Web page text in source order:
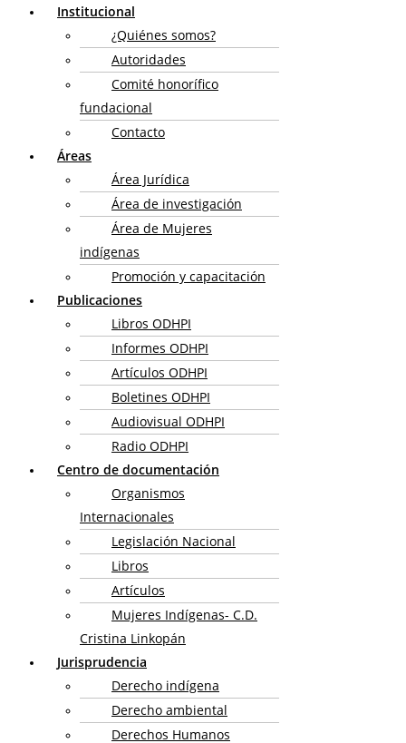
Institucional
¿Quiénes somos?
Autoridades
Comité honorífico
fundacional
Contacto
Áreas
Área Jurídica
Área de investigación
Área de Mujeres
indígenas
Promoción y capacitación
Publicaciones
Libros ODHPI
Informes ODHPI
Artículos ODHPI
Boletines ODHPI
Audiovisual ODHPI
Radio ODHPI
Centro de documentación
Organismos
Internacionales
Legislación Nacional
Libros
Artículos
Mujeres Indígenas- C.D.
Cristina Linkopán
Jurisprudencia
Derecho indígena
Derecho ambiental
Derechos Humanos